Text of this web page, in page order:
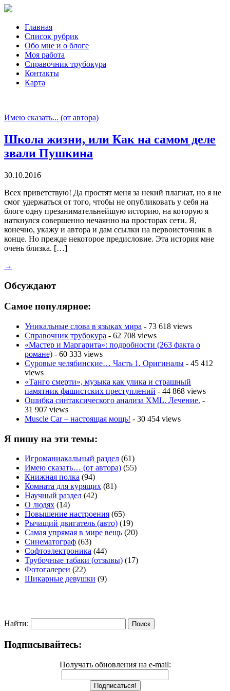
Главная
Список рубрик
Обо мне и о блоге
Моя работа
Справочник трубокура
Контакты
Карта
Имею сказать... (от автора)
​Школа жизни, или Как на самом деле
звали Пушкина
30.10.2016
Всех приветствую! Да простят меня за некий плагиат, но я не
смог удержаться от того, чтобы не опубликовать у себя на
блоге одну презанимательнейшую историю, на которую я
наткнулся совершенно нечаянно на просторах сети. Я,
конечно, укажу и автора и дам ссылки на первоисточник в
конце. Но прежде некоторое предисловие. Эта история мне
очень близка. […]
→
Обсуждают
Самое популярное:
Уникальные слова в языках мира - 73 618 views
Справочник трубокура - 62 708 views
«Мастер и Маргарита»: подробности (263 факта о
романе) - 60 333 views
Суровые челябинские… Часть 1. Оригиналы - 45 412
views
«Танго смерти», музыка как улика и страшный
памятник фашистских преступлений - 44 868 views
Ошибка синтаксического анализа XML. Лечение. -
31 907 views
Muscle Car – настоящая мощь! - 30 454 views
Я пишу на эти темы:
Игроманиакальный раздел (61)
Имею сказать… (от автора) (55)
Книжная полка (94)
Комната для курящих (81)
Научный раздел (42)
О людях (14)
Повышение настроения (65)
Рычащий двигатель (авто) (19)
Самая упрямая в мире вещь (20)
Синематограф (63)
Софтоэлектроника (44)
Трубочные табаки (отзывы) (17)
Фотогалереи (22)
Шикарные девушки (9)
Найти:
Подписывайтесь:
Получать обновления на e-mail: